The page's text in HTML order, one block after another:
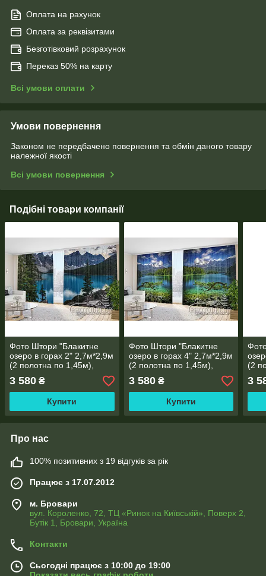
Оплата на рахунок
Оплата за реквізитами
Безготівковий розрахунок
Переказ 50% на карту
Всі умови оплати
Умови повернення
Законом не передбачено повернення та обмін даного товару
належної якості
Всі умови повернення
Подібні товари компанії
Фото Штори "Блакитне
озеро в горах 2" 2,7м*2,9м
(2 полотна по 1,45м),
тасьма
3 580 ₴
Купити
Фото Штори "Блакитне
озеро в горах 4" 2,7м*2,9м
(2 полотна по 1,45м),
тасьма
3 580₴
Купити
(2
3
Про нас
100% позитивних з 19 відгуків за рік
Працює з 17.07.2012
м. Бровари
вул. Короленко, 72, ТЦ «Ринок на Київській», Поверх 2,
Бутік 1, Бровари, Україна
Контакти
Сьогодні працює з 10:00 до 19:00